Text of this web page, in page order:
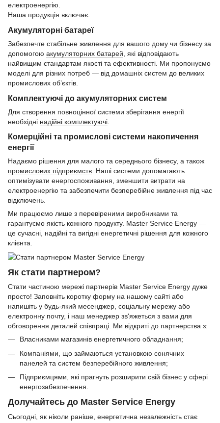
електроенергію.
Наша продукція включає:
Акумуляторні батареї
Забезпечте стабільне живлення для вашого дому чи бізнесу за
допомогою акумуляторних батарей , які відповідають
найвищим стандартам якості та ефективності. Ми пропонуємо
моделі для різних потреб — від домашніх систем до великих
промислових об’єктів.
Комплектуючі до акумуляторних систем
Для створення повноцінної системи зберігання енергії
необхідні надійні комплектуючі
Комерційні та промислові системи накопичення
енергії
Надаємо рішення для малого та середнього бізнесу, а також
промислових підприємств. Наші системи допомагають
оптимізувати енергоспоживання, зменшити витрати на
електроенергію та забезпечити безперебійне живлення під час
відключень.
Ми працюємо лише з перевіреними виробниками та
гарантуємо якість кожного продукту. Master Service Energy —
це сучасні, надійні та вигідні енергетичні рішення для кожного
клієнта.
Як стати партнером?
Стати частиною мережі партнерів Master Service Energy дуже
просто! Заповніть коротку форму на нашому сайті або
напишіть у будь-який месенджер, соціальну мережу або
електронну почту, і наш менеджер зв'яжеться з вами для
обговорення деталей співпраці. Ми відкриті до партнерства з:
Власниками магазинів енергетичного обладнання;
Компаніями, що займаються установкою сонячних
панелей та систем безперебійного живлення;
Підприємцями, які прагнуть розширити свій бізнес у сфері
енергозабезпечення.
Долучайтесь до Master Service Energy
Сьогодні, як ніколи раніше, енергетична незалежність стає